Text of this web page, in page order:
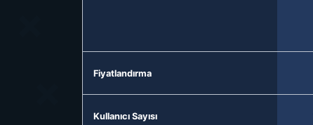
Fiyatlandırma
Kullanıcı Sayısı